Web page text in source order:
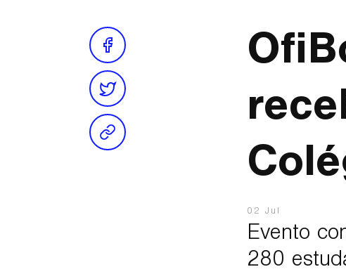
02 Jul
Evento
280